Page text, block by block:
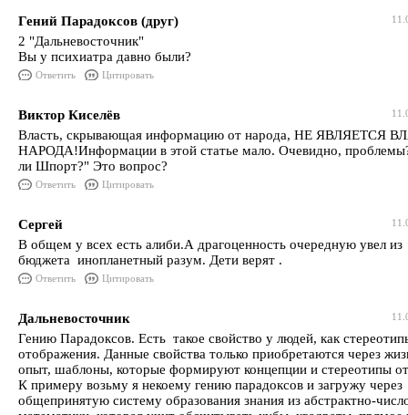
Гений Парадоксов (друг)
2 "Дальневосточник"
Вы у психиатра давно были?
Ответить Цитировать
Виктор Киселёв
Власть, скрывающая информацию от народа, НЕ ЯВЛЯЕТСЯ
НАРОДА!Информации в этой статье мало. Очевидно,
ли Шпорт?" Это вопрос?
Ответить Цитировать
Сергей
В общем у всех есть алиби.А драгоценность очередную увел из
бюджета инопланетный разум. Дети верят .
Ответить Цитировать
Дальневосточник
Гению Парадоксов. Есть такое свойство у людей, как
отображения. Данные свойства только приобретаются через
опыт, шаблоны, которые формируют концепции и стереотипы
К примеру возьму я некоему гению парадоксов и загружу через
общепринятую систему образования знания из абстрактно-